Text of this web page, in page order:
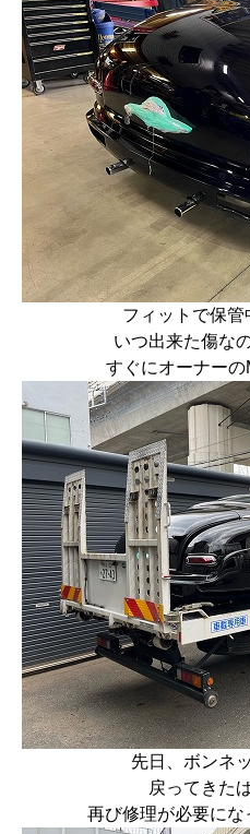
フィットで保
いつ出来た傷な
すぐにオーナー
先日、ボンネ
戻ってきた
再び修理が必要にな